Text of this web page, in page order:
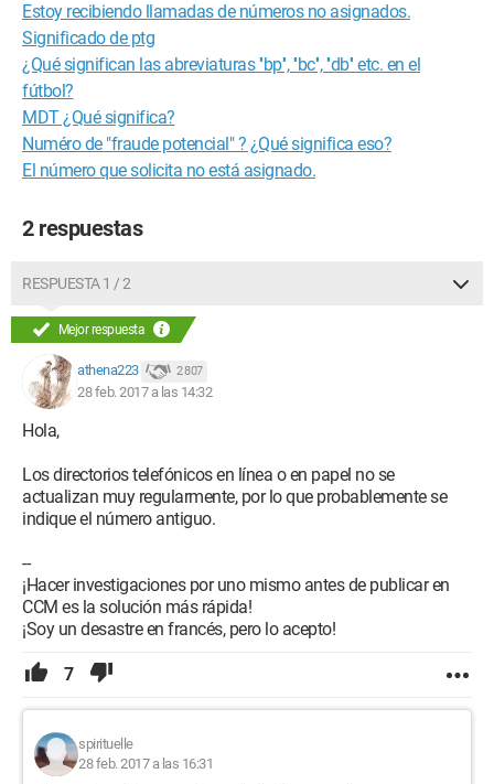
Estoy recibiendo llamadas de números no asignados.
Significado de ptg
¿Qué significan las abreviaturas ''bp'', ''bc'', ''db'' etc. en el
fútbol?
MDT ¿Qué significa?
Numéro de "fraude potencial" ? ¿Qué significa eso?
El número que solicita no está asignado.
2 respuestas
RESPUESTA 1 / 2
Mejor respuesta
athena223 2 807
28 feb. 2017 a las 14:32
Hola,
Los directorios telefónicos en línea o en papel no se
actualizan muy regularmente, por lo que probablemente se
indique el número antiguo.
--
¡Hacer investigaciones por uno mismo antes de publicar en
CCM es la solución más rápida!
¡Soy un desastre en francés, pero lo acepto!
7
spirituelle
28 feb. 2017 a las 16:31